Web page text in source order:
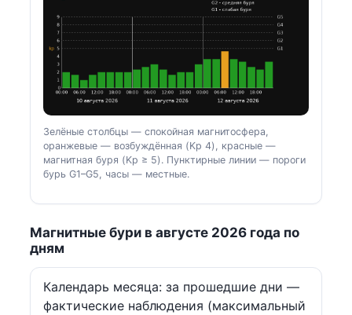
Зелёные столбцы — спокойная магнитосфера,
оранжевые — возбуждённая (Kp 4), красные —
магнитная буря (Kp ≥ 5). Пунктирные линии — пороги
бурь G1–G5, часы — местные.
Магнитные бури в августе 2026 года по
дням
Календарь месяца: за прошедшие дни —
фактические наблюдения (максимальный